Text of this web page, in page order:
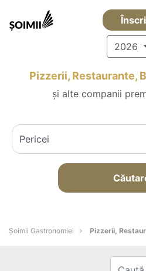
2026
Pizzerii, Restaurante,
și alte companii
Șoimii Gastronomiei Pizzerii,